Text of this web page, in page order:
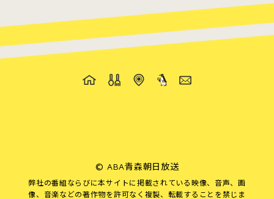
©ABA青森朝日放送
弊社の番組ならびに本サイトに掲載されている映像、音声、画
像、音楽などの著作物を許可なく複製、転載することを禁じま